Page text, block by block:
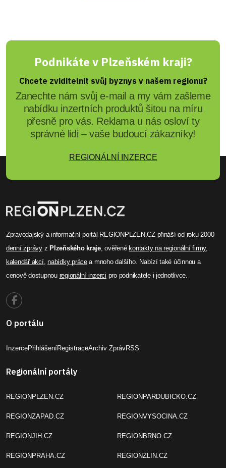
Podnikáte v Plzeňském kraji?
Chcete zviditelnit svůj byznys v našem regionu?
Zanechte nám svůj e-mail a my vám zašleme
nabídku inzertních produktů šitou na míru
přesně pro vás. Reklama u nás osloví ty
správné lidi – vaše budoucí zákazníky!
REGIONÁLNÍ INZERCE
Zpravodajský a informační portál REGIONPLZEN.CZ přináší od roku 2000
denní zprávyz Plzeňského kraje, ověřené kontakty na regionální firmy,
kalendář akcí,nabídky prácea mnoho dalšího. Nabízí také účinnou a
cenově dostupnou regionální inzerci pro podnikatele i jednotlivce.
O portálu
InzercePřihlášeníRegistraceArchiv ZprávRSS
Regionální portály
REGIONPLZEN.CZ
REGIONZAPAD.CZ
REGIONJIH.CZ
REGIONPRAHA.CZ
REGIONPARDUBICKO.CZ
REGIONVYSOCINA.CZ
REGIONBRNO.CZ
REGIONZLIN.CZ